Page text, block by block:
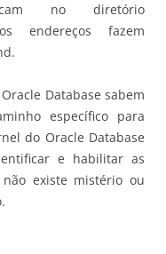
no diretório
fazem
Database sabem
específico para
do Oracle Database
e habilitar as
existe mistério ou